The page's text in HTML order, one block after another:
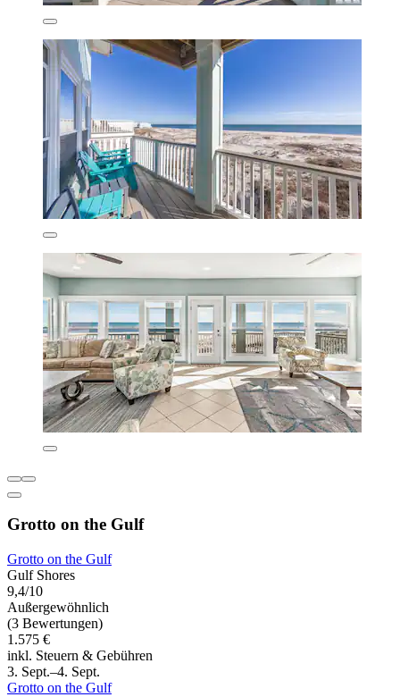
Grotto on the Gulf
Grotto on the Gulf
Gulf Shores
9,4/10
Außergewöhnlich
(3 Bewertungen)
1.575 €
inkl. Steuern & Gebühren
3. Sept.–4. Sept.
Grotto on the Gulf